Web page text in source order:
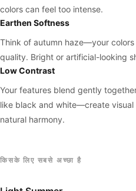
colors can feel too intense.
Earthen Softness
Think of autumn haze—your
quality. Bright or artificial-looking
Low Contrast
Your features blend gently
like black and white—create
natural harmony.
किसके लिए सबसे अच्छा है